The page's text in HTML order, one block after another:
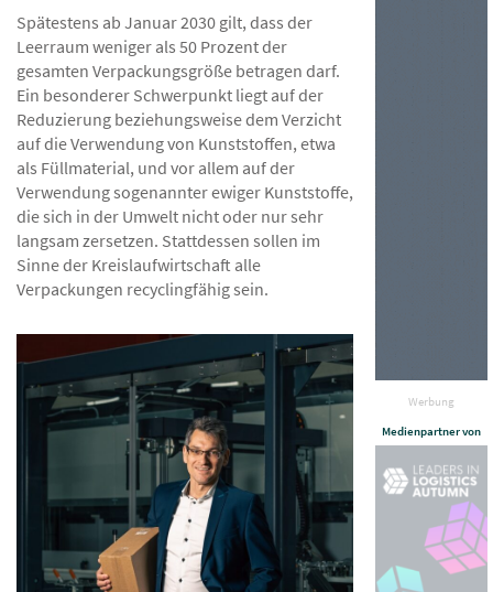
Werbung
Medienpartner von
Spätestens ab Januar 2030 gilt, dass der
Leerraum weniger als 50 Prozent der
gesamten Verpackungsgröße betragen darf.
Ein besonderer Schwerpunkt liegt auf der
Reduzierung beziehungsweise dem Verzicht
auf die Verwendung von Kunststoffen, etwa
als Füllmaterial, und vor allem auf der
Verwendung sogenannter ewiger Kunststoffe,
die sich in der Umwelt nicht oder nur sehr
langsam zersetzen. Stattdessen sollen im
Sinne der Kreislaufwirtschaft alle
Verpackungen recyclingfähig sein.